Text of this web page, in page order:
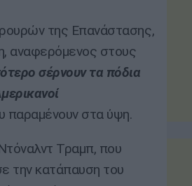
της Επανάστασης,
αναφερόμενος στους
σέρνουν τα πόδια
παραμένουν στα ύψη.
Τραμπ, που
την κατάπαυση του